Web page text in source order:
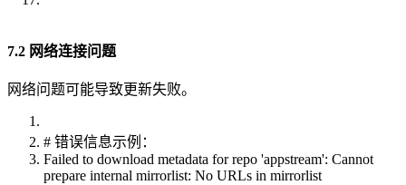
7.2 网络连接问题
网络问题可能导致更新失败。
# 错误信息示例：
Failed to download metadata for repo 'appstream': Cannot
prepare internal mirrorlist: No URLs in mirrorlist